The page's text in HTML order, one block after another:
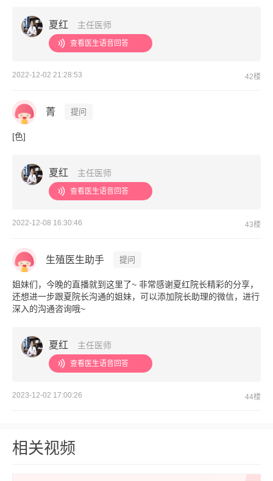
夏红 主任医师
查看医生语音回答
2022-12-02 21:28:53 42楼
菁 提问
[色]
夏红 主任医师
查看医生语音回答
2022-12-08 16:30:46 43楼
生殖医生助手 提问
姐妹们，今晚的直播就到这里了~ 非常感谢夏红院长精彩的分享，
还想进一步跟夏院长沟通的姐妹，可以添加院长助理的微信，进行
深入的沟通咨询哦~
夏红 主任医师
查看医生语音回答
2023-12-02 17:00:26 44楼
相关视频